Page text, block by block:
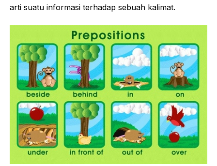
arti suatu informasi terhadap sebuah kalimat.